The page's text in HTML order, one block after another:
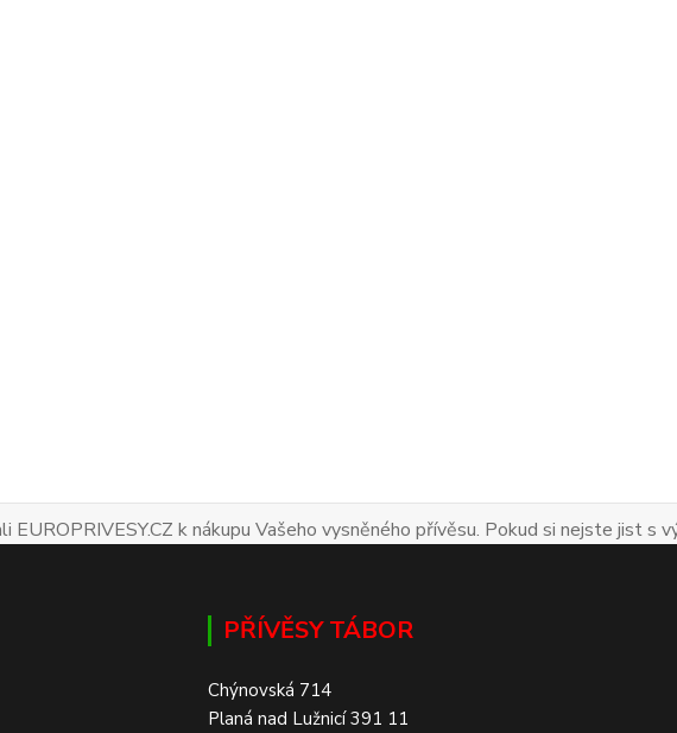
EUROPRIVESY.CZ k nákupu Vašeho vysněného přívěsu. Pokud si nejste jist s
PŘÍVĚSY TÁBOR
Chýnovská 714
Planá nad Lužnicí 391 11